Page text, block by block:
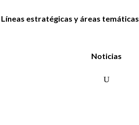
Líneas estratégicas y áreas temáticas
Noticias